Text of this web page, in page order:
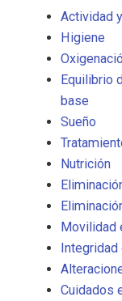
Actividad
Higiene
Equilibrio
base
Sueño
Nutrición
Movilidad
Integridad
Cuidados